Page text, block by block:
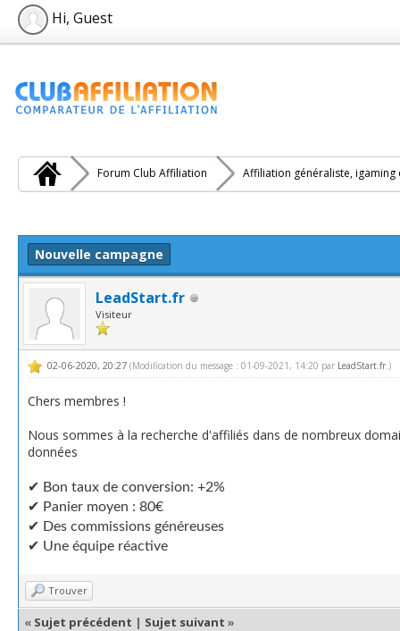
Hi, Guest
Forum Club Affiliation Affiliation généraliste, igaming
Nouvelle campagne
LeadStart.fr
Visiteur
02-06-2020, 20:27 (Modification du message : 01-09-2021, 14:20 par LeadStart.fr.)
Chers membres !
Nous sommes à la recherche d'affiliés dans de nombreux
données
✔ Bon taux de conversion: +2%
✔ Panier moyen : 80€
✔ Des commissions généreuses
✔ Une équipe réactive
Trouver
« Sujet précédent | Sujet suivant »